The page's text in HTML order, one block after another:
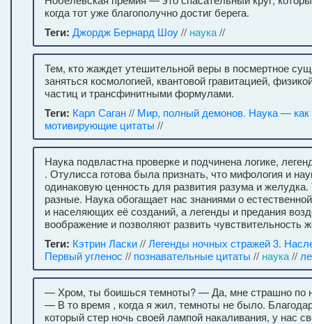
когда тот уже благополучно достиг берега.
Теги: Джордж Бернард Шоу// наука//
Тем, кто жаждет утешительной веры в посмертное
заняться космологией, квантовой гравитацией,
частиц и трансфинитными формулами.
Теги: Карл Саган// Мир, полный демонов. Наука — как
мотивирующие цитаты //
Наука подвластна проверке и подчинена логике,
. Отулисса готова была признать, что мифология и
одинаковую ценность для развития разума и
разные. Наука обогащает нас знаниями о
и населяющих её созданий, а легенды и предания
воображение и позволяют развить чувствительность
Теги: Кэтрин Ласки//Легенды ночных стражей 3.
Первый угленос // познавательные цитаты // наука//
— Хром, ты боишься темноты? — Да, мне страшно по
— В то время , когда я жил, темноты не было.
который стер ночь своей лампой накаливания, у нас